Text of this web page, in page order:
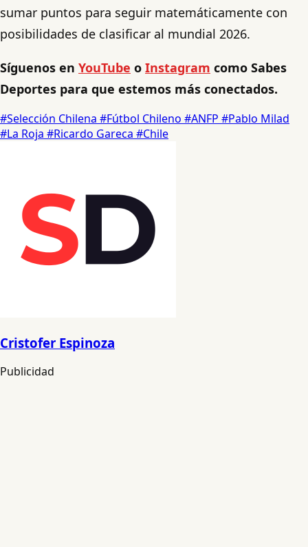
sumar puntos para seguir matemáticamente con
posibilidades de clasificar al mundial 2026.
Síguenos en YouTube o Instagram como Sabes
Deportes para que estemos más conectados.
#Selección Chilena #Fútbol Chileno #ANFP #Pablo Milad
#La Roja #Ricardo Gareca #Chile
Cristofer Espinoza
Publicidad